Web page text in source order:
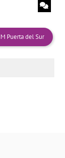
Puerta del Sur